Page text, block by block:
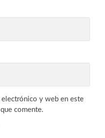
electrónico y web en este
comente.